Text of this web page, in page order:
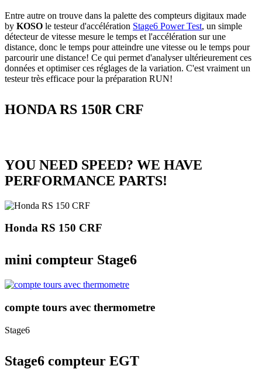
Entre autre on trouve dans la palette des compteurs digitaux made
by KOSO le testeur d'accélération Stage6 Power Test, un simple
détecteur de vitesse mesure le temps et l'accélération sur une
distance, donc le temps pour atteindre une vitesse ou le temps pour
parcourir une distance! Ce qui permet d'analyser ultérieurement ces
données et optimiser ces réglages de la variation. C'est vraiment un
testeur très efficace pour la préparation RUN!
HONDA RS 150R CRF
YOU NEED SPEED? WE HAVE
PERFORMANCE PARTS!
Honda RS 150 CRF
mini compteur Stage6
compte tours avec thermometre
Stage6
Stage6 compteur EGT